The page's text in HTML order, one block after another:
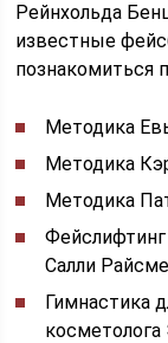
Рейнхольда
известные
познакомиться
Методика
Методика
Методика
Салли
Гимнастика
косметолога